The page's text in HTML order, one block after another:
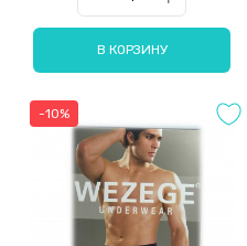
В КОРЗИНУ
-10%